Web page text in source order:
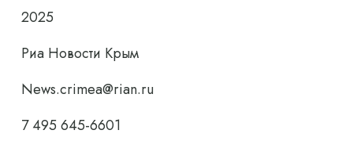
2025
Риа Новости Крым
News.crimea@rian.ru
7 495 645-6601